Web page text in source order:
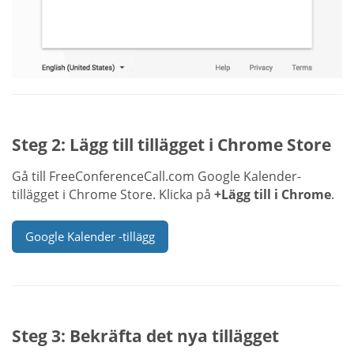
Steg 2: Lägg till tillägget i Chrome Store
Gå till FreeConferenceCall.com Google Kalender-
tillägget i Chrome Store. Klicka på +Lägg till i Chrome.
Google Kalender -tillägg
Steg 3: Bekräfta det nya tillägget